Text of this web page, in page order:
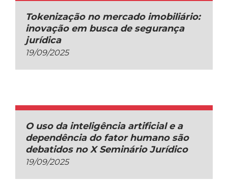
Tokenização no mercado imobiliário:
inovação em busca de segurança
jurídica
19/09/2025
O uso da inteligência artificial e a
dependência do fator humano são
debatidos no X Seminário Jurídico
19/09/2025